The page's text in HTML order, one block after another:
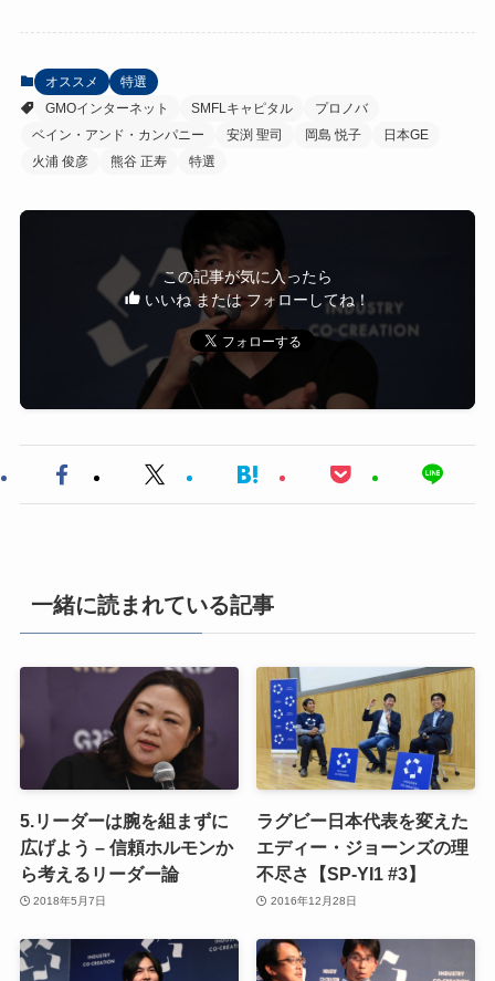
オススメ
特選
GMOインターネット
SMFLキャピタル
プロノバ
ベイン・アンド・カンパニー
安渕 聖司 岡島 悦子
日本GE
火浦 俊彦
熊谷 正寿 特選
この記事が気に入ったら
いいね または フォローしてね！
一緒に読まれている記事
5.リーダーは腕を組まずに
広げよう – 信頼ホルモンか
ら考えるリーダー論
2018年5月7日
ラグビー日本代表を変えた
エディー・ジョーンズの理
不尽さ【SP-YI1 #3】
2016年12月28日